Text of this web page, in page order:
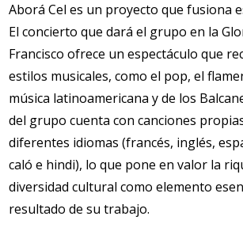
Aborá Cel es un proyecto que fusiona
El concierto que dará el grupo en la
Francisco ofrece un espectáculo que
estilos musicales, como el pop, el
música latinoamericana y de los
del grupo cuenta con canciones
diferentes idiomas (francés, inglés,
caló e hindi), lo que pone en valor la
diversidad cultural como elemento
resultado de su trabajo.